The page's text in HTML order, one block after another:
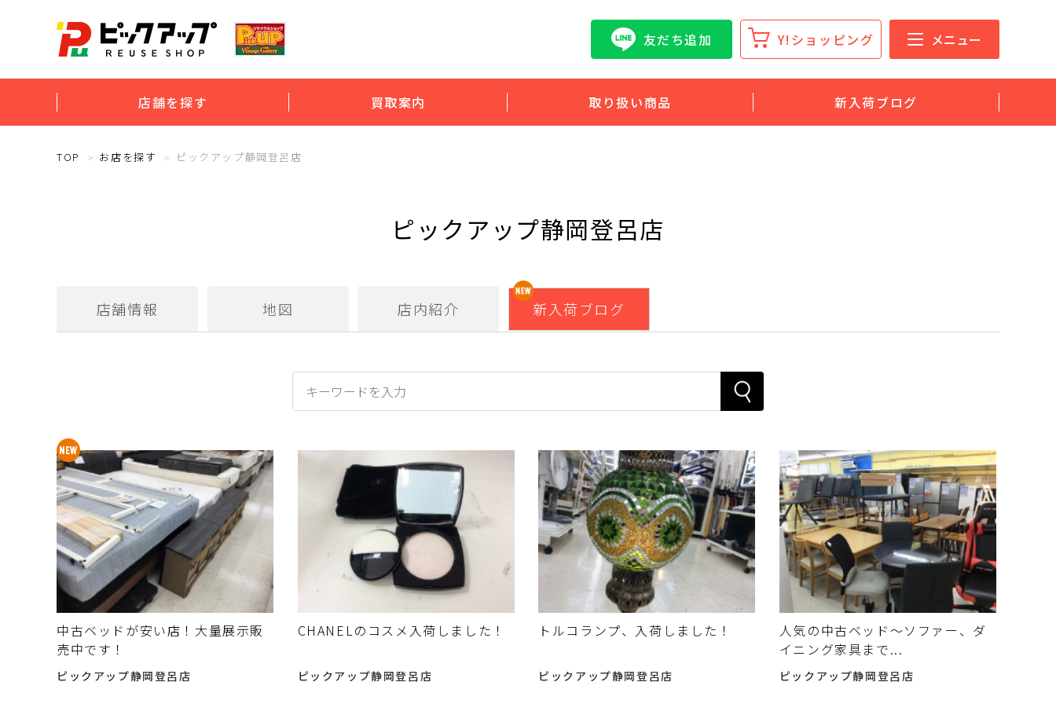
友だち追加 Y!ショッピング メニュー
店舗を探す 買取案内 取り扱い商品 新入荷ブログ
TOP お店を探す ピックアップ静岡登呂店
ピックアップ静岡登呂店
店舗情報 地図 店内紹介 新入荷ブログ
中古ベッドが安い店！大量展示販
売中です！
ピックアップ静岡登呂店
CHANELのコスメ入荷しました！
ピックアップ静岡登呂店
トルコランプ、入荷しました！
ピックアップ静岡登呂店
人気の中古ベッド～ソファー、ダ
イニング家具まで...
ピックアップ静岡登呂店